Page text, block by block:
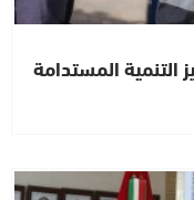
التنمية المستدامة